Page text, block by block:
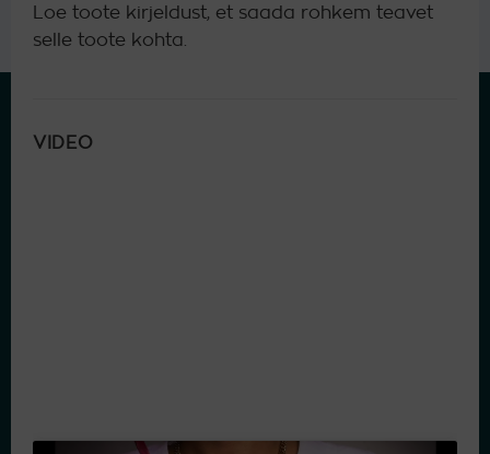
Loe toote kirjeldust, et saada rohkem teavet
selle toote kohta.
VIDEO